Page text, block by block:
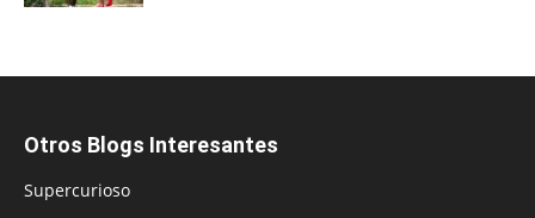
Otros Blogs Interesantes
Supercurioso